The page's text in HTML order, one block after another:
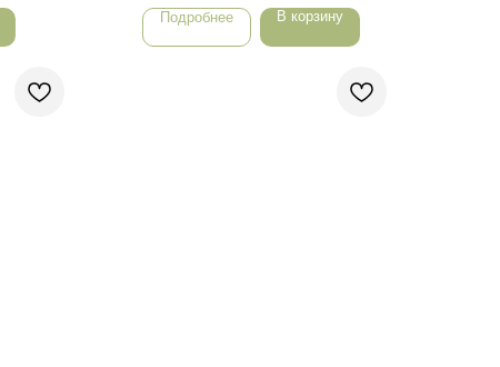
Подробнее В корзину